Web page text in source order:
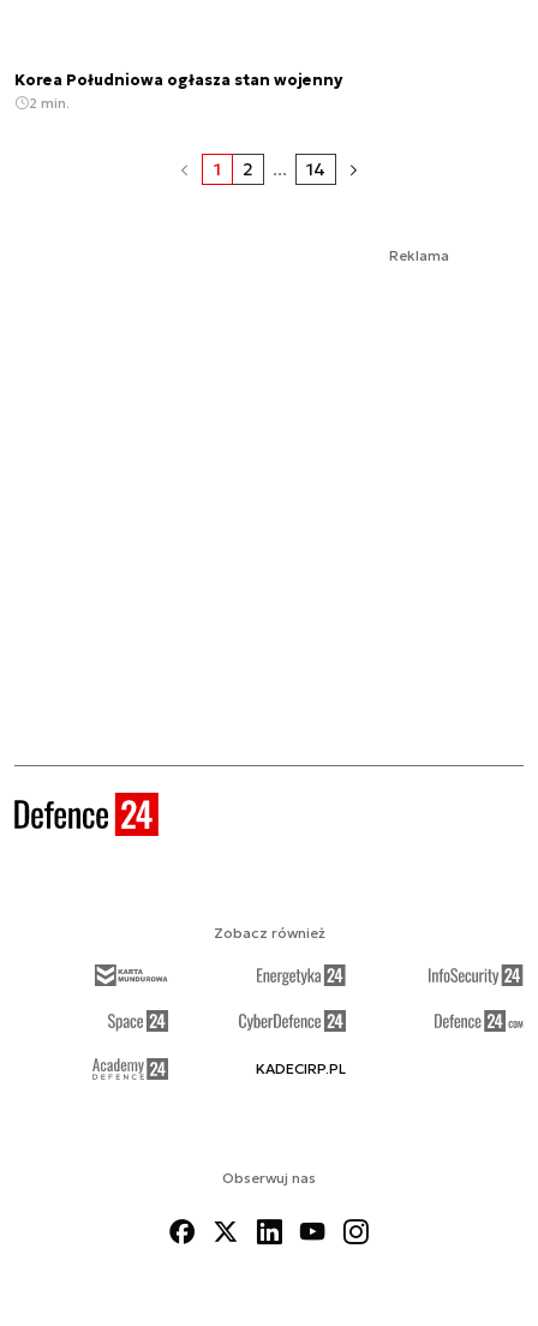
Korea Południowa ogłasza stan wojenny
2 min.
1 2 ... 14
Reklama
Obserwuj nas
Zobacz również
KADECIRP.PL